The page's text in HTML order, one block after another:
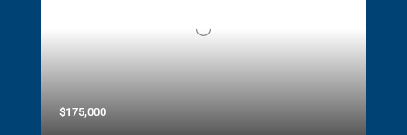
$175,000